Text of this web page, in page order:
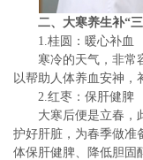
二、大寒养生补“
1.桂圆：暖心补血
寒冷的天气，非常
以帮助人体养血安神，
2.红枣：保肝健脾
大寒后便是立春，
护好肝脏，为春季做准
体保肝健脾、降低胆固